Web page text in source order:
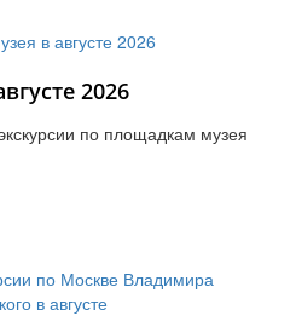
2026
по площадкам музея